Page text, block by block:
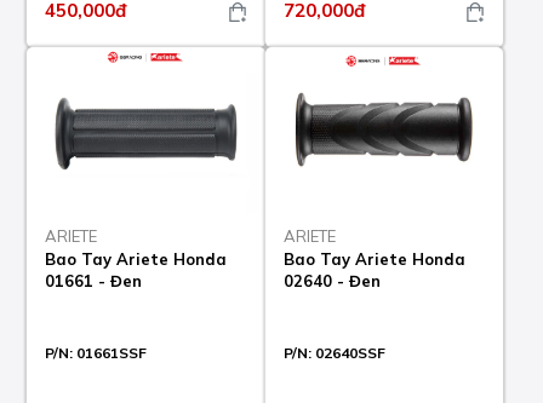
450,000đ 720,000đ
ARIETE
Bao Tay Ariete Honda
01661 - Đen
P/N: 01661SSF
ARIETE
Bao Tay Ariete Honda
02640 - Đen
P/N: 02640SSF